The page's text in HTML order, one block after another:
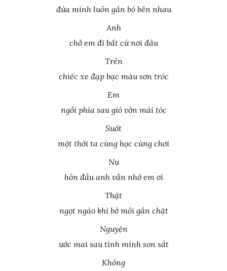
đứa mình luôn gắn bó bên nhau
Anh
chở em đi bất cứ nơi đâu
Trên
chiếc xe đạp bạc màu sơn tróc
Em
ngồi phía sau gió vờn mái tóc
Suốt
một thời ta cùng học cùng chơi
Nụ
hôn đầu anh vẫn nhớ em ơi
Thật
ngọt ngào khi bờ môi gắn chặt
Nguyện
ước mai sau tình mình son sắt
Không